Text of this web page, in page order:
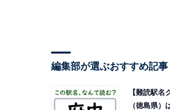
編集部が選ぶおすすめ記事
【難読駅名
（徳島県）